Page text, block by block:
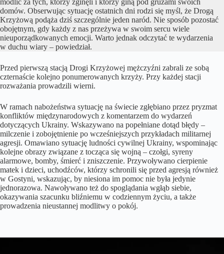
modlić za tych, którzy zginęli i którzy giną pod gruzami swoich
domów. Obserwując sytuację ostatnich dni rodzi się myśl, że Drogą
Krzyżową podąża dziś szczególnie jeden naród. Nie sposób pozostać
obojętnym, gdy każdy z nas przeżywa w swoim sercu wiele
nieuporządkowanych emocji. Warto jednak odczytać te wydarzenia
w duchu wiary – powiedział.
Przed pierwszą stacją Drogi Krzyżowej mężczyźni zabrali ze sobą
czternaście kolejno ponumerowanych krzyży. Przy każdej stacji
rozważania prowadzili wierni.
W ramach nabożeństwa sytuację na świecie zgłębiano przez pryzmat
konfliktów międzynarodowych z komentarzem do wydarzeń
dotyczących Ukrainy. Wskazywano na popełniane dotąd błędy –
milczenie i zobojętnienie po wcześniejszych przykładach militarnej
agresji. Omawiano sytuację ludności cywilnej Ukrainy, wspominając
kolejne obrazy związane z tocząca się wojną – czołgi, syreny
alarmowe, bomby, śmierć i zniszczenie. Przywoływano cierpienie
matek i dzieci, uchodźców, którzy schronili się przed agresją również
w Gostyni, wskazując, by niesiona im pomoc nie była jedynie
jednorazowa. Nawoływano też do spoglądania wgłąb siebie,
okazywania szacunku bliźniemu w codziennym życiu, a także
prowadzenia nieustannej modlitwy o pokój.